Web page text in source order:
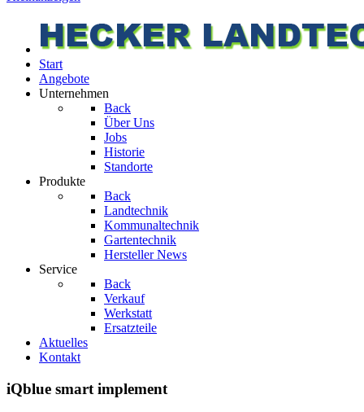
Start
Angebote
Unternehmen
Back
Über Uns
Jobs
Historie
Standorte
Produkte
Back
Landtechnik
Kommunaltechnik
Gartentechnik
Hersteller News
Service
Back
Verkauf
Werkstatt
Ersatzteile
Aktuelles
Kontakt
iQblue smart implement